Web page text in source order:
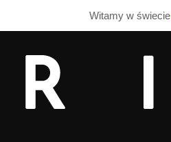
Witamy w świecie